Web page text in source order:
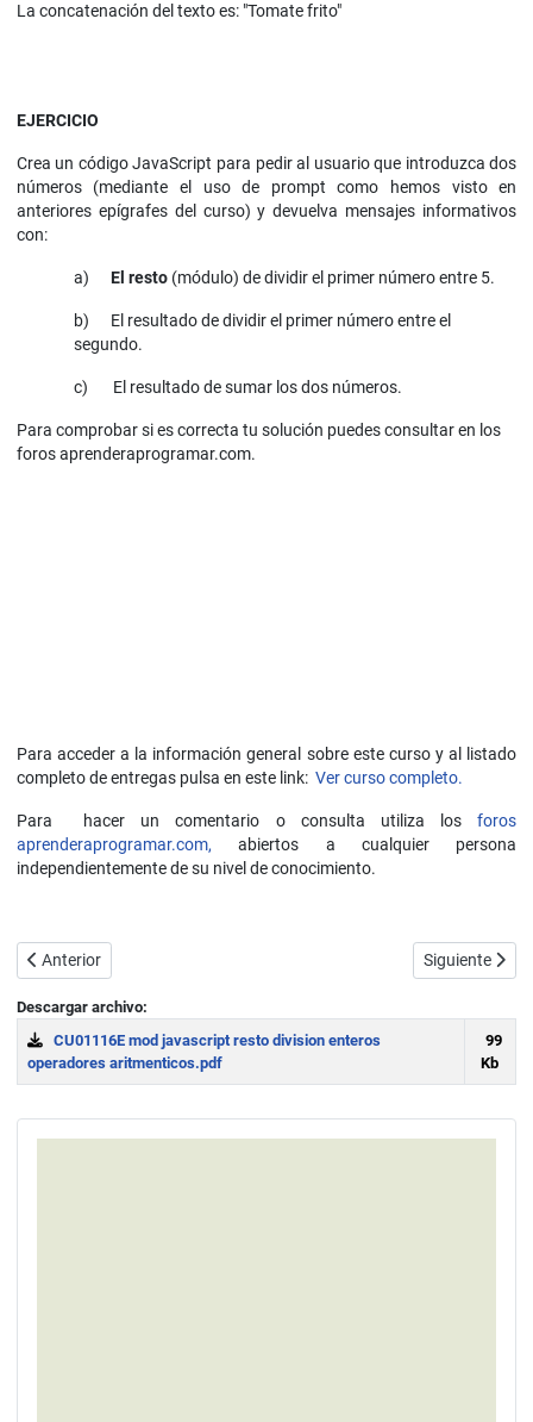
La concatenación del texto es: "Tomate frito"
EJERCICIO
Crea un código JavaScript para pedir al usuario que introduzca dos
números (mediante el uso de prompt como hemos visto en
anteriores epígrafes del curso) y devuelva mensajes informativos
con:
a) El resto(módulo) de dividir el primer número entre 5.
b) El resultado de dividir el primer número entre el
segundo.
c) El resultado de sumar los dos números.
Para comprobar si es correcta tu solución puedes consultar en los
foros aprenderaprogramar.com.
Para acceder a la información general sobre este curso y al listado
completo de entregas pulsa en este link: Ver curso completo.
Para hacer un comentario o consulta utiliza losforos
aprenderaprogramar.com, abiertos a cualquier persona
independientemente de su nivel de conocimiento.
Artículo anterior: Declarar variables JavaScript. Inicializarlas. Tipo
Anterior Artículo
Siguiente
Descargar archivo:
CU01116E mod javascript resto division enteros
operadores aritmenticos.pdf
99
Kb